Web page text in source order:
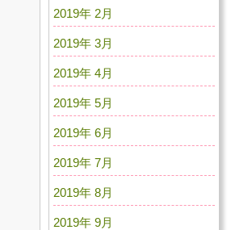
2019年 2月
2019年 3月
2019年 4月
2019年 5月
2019年 6月
2019年 7月
2019年 8月
2019年 9月